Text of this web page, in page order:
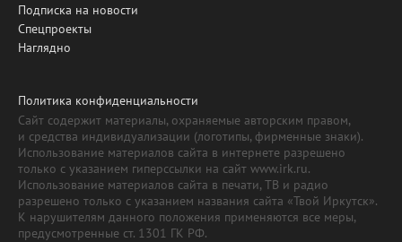
Подписка на новости
Спецпроекты
Наглядно
Политика конфиденциальности
Сайт содержит материалы, охраняемые авторским правом,
и средства индивидуализации (логотипы, фирменные знаки).
Использование материалов сайта в интернете разрешено
только с указанием гиперссылки на сайт www.irk.ru.
Использование материалов сайта в печати, ТВ и радио
разрешено только с указанием названия сайта «Твой Иркутск».
К нарушителям данного положения применяются все меры,
предусмотренные ст. 1301 ГК РФ.